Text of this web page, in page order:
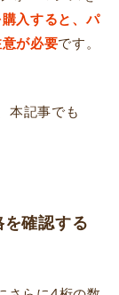
入すると、パ
が必要です。
本記事でも
を確認する